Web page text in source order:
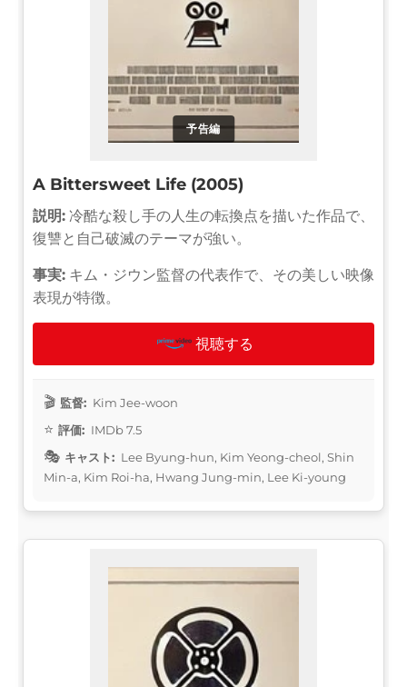
予告編
A Bittersweet Life (2005)
説明: 冷酷な殺し手の人生の転換点を描いた作品で、
復讐と自己破滅のテーマが強い。
事実: キム・ジウン監督の代表作で、その美しい映像
表現が特徴。
視聴する
監督: Kim Jee-woon
評価: IMDb 7.5
キャスト: Lee Byung-hun, Kim Yeong-cheol, Shin
Min-a, Kim Roi-ha, Hwang Jung-min, Lee Ki-young